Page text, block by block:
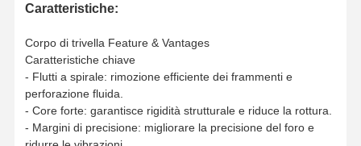
Casa.
Fabbrica
Caratteristiche:
Corpo di trivella Feature & Vantages
Caratteristiche chiave
- Flutti a spirale: rimozione efficiente dei frammenti e
perforazione fluida.
- Core forte: garantisce rigidità strutturale e riduce la rottura.
- Margini di precisione: migliorare la precisione del foro e